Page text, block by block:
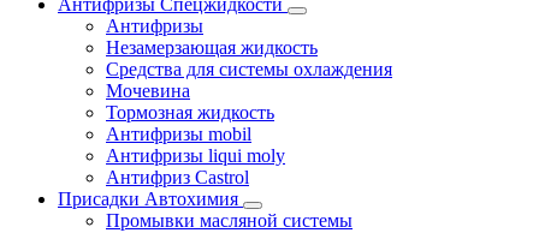
Антифризы Спецжидкости
Антифризы
Незамерзающая жидкость
Средства для системы охлаждения
Мочевина
Тормозная жидкость
Антифризы mobil
Антифризы liqui moly
Антифриз Castrol
Присадки Автохимия
Промывки масляной системы